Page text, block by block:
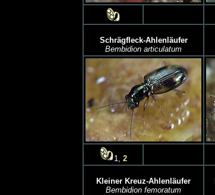
Schrägfleck-Ahlenläufer
Bembidion articulatum
1, 2
Kleiner Kreuz-Ahlenläufer
Bembidion femoratum